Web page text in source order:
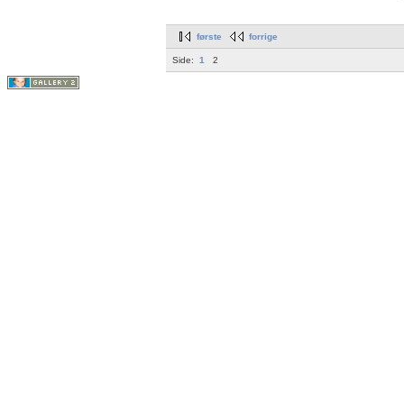
første forrige
Side: 1 2